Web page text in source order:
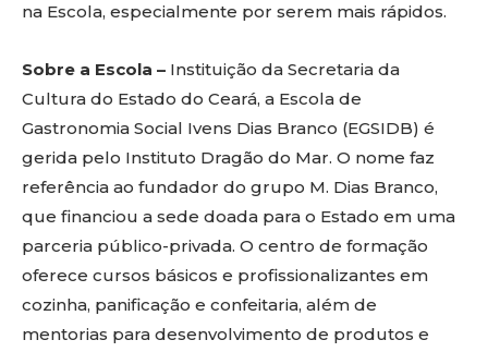
na Escola, especialmente por serem mais rápidos.
Sobre a Escola – Instituição da Secretaria da
Cultura do Estado do Ceará, a Escola de
Gastronomia Social Ivens Dias Branco (EGSIDB) é
gerida pelo Instituto Dragão do Mar. O nome faz
referência ao fundador do grupo M. Dias Branco,
que financiou a sede doada para o Estado em uma
parceria público-privada. O centro de formação
oferece cursos básicos e profissionalizantes em
cozinha, panificação e confeitaria, além de
mentorias para desenvolvimento de produtos e